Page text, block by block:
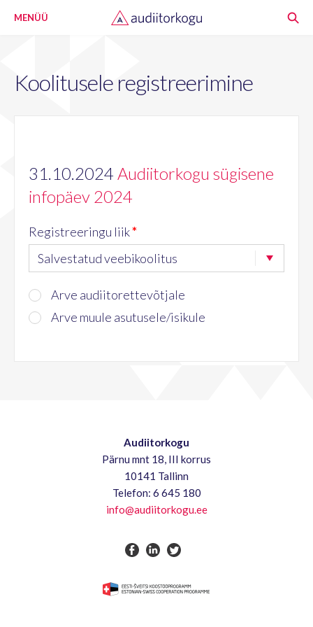
Koolitusele registreerimine
31.10.2024 Audiitorkogu sügisene
infopäev 2024
Registreeringu liik*
Salvestatud veebikoolitus
Arve audiitorettevõtjale
Arve muule asutusele/isikule
Audiitorkogu
Pärnu mnt 18, III korrus
10141 Tallinn
Telefon: 6 645 180
info@audiitorkogu.ee
MENÜÜ